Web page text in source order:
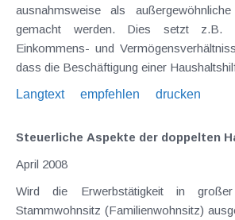
ausnahmsweise als
gemacht werden. Dies setzt z.B.
Einkommens- und
dass die Beschäftigung einer
Langtext
empfehlen drucken
Steuerliche Aspekte der doppelten
April 2008
Wird die Erwerbstätigkeit in
Stammwohnsitz (Familienwohnsitz)